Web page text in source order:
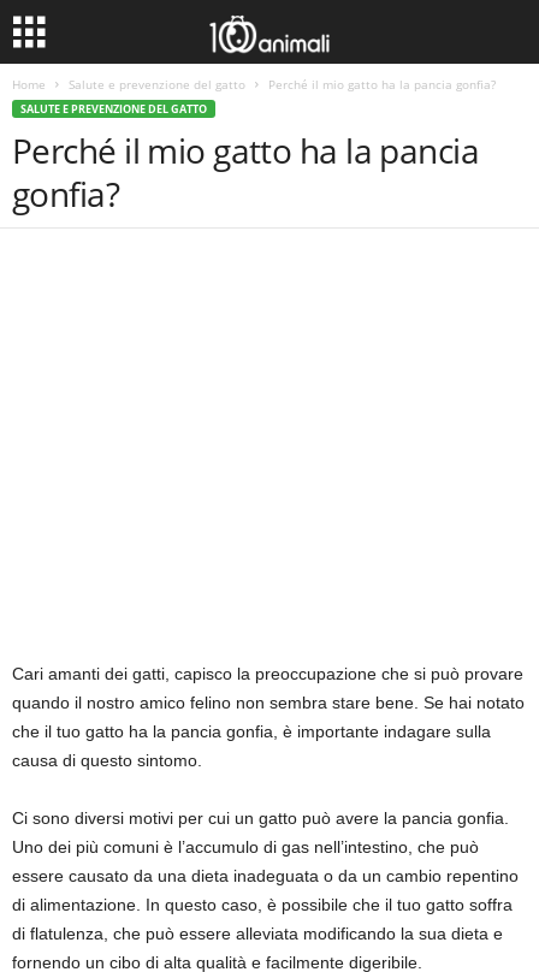
Home Salute e prevenzione del gatto Perché il mio gatto ha la pancia gonfia?
SALUTE E PREVENZIONE DEL GATTO
Perché il mio gatto ha la pancia
gonfia?
Cari amanti dei gatti, capisco la preoccupazione che si può provare
quando il nostro amico felino non sembra stare bene. Se hai notato
che il tuo gatto ha la pancia gonfia, è importante indagare sulla
causa di questo sintomo.
Ci sono diversi motivi per cui un gatto può avere la pancia gonfia.
Uno dei più comuni è l’accumulo di gas nell’intestino, che può
essere causato da una dieta inadeguata o da un cambio repentino
di alimentazione. In questo caso, è possibile che il tuo gatto soffra
di flatulenza, che può essere alleviata modificando la sua dieta e
fornendo un cibo di alta qualità e facilmente digeribile.